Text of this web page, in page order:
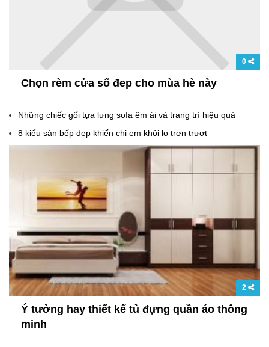
0
Chọn rèm cửa sổ đep cho mùa hè này
Những chiếc gối tựa lưng sofa êm ái và trang trí hiệu quả
8 kiểu sàn bếp đẹp khiến chị em khỏi lo trơn trượt
2
Ý tưởng hay thiết kế tủ đựng quần áo thông
minh